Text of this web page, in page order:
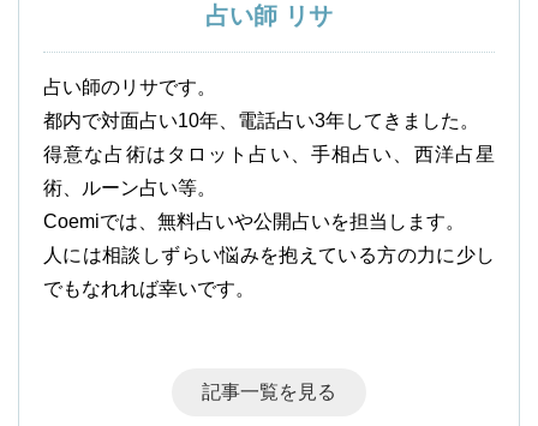
占い師 リサ
占い師のリサです。
都内で対面占い10年、電話占い3年してきました。
得意な占術はタロット占い、手相占い、西洋占星
術、ルーン占い等。
Coemiでは、無料占いや公開占いを担当します。
人には相談しずらい悩みを抱えている方の力に少し
でもなれれば幸いです。
記事一覧を見る